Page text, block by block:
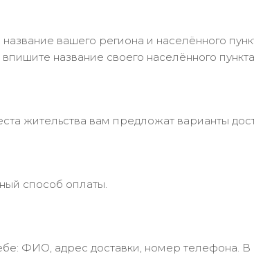
вашего региона и населённого
название своего населённого
жительства вам предложат варианты
способ оплаты.
ФИО, адрес доставки, номер телефона. В